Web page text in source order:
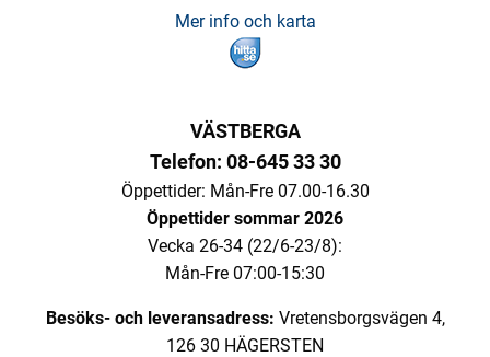
Mer info och karta
VÄSTBERGA
Telefon: 08-645 33 30
Öppettider: Mån-Fre 07.00-16.30
Öppettider sommar 2026
Vecka 26-34 (22/6-23/8):
Mån-Fre 07:00-15:30
Besöks- och leveransadress: Vretensborgsvägen 4,
126 30 HÄGERSTEN